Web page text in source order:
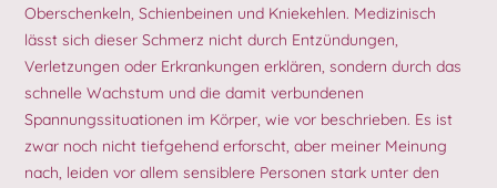
Oberschenkeln, Schienbeinen und Kniekehlen. Medizinisch
lässt sich dieser Schmerz nicht durch Entzündungen,
Verletzungen oder Erkrankungen erklären, sondern durch das
schnelle Wachstum und die damit verbundenen
Spannungssituationen im Körper, wie vor beschrieben. Es ist
zwar noch nicht tiefgehend erforscht, aber meiner Meinung
nach, leiden vor allem sensiblere Personen stark unter den